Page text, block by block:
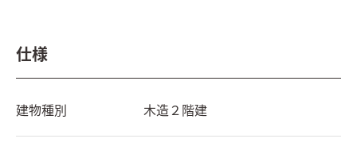
仕様
建物種別 木造２階建